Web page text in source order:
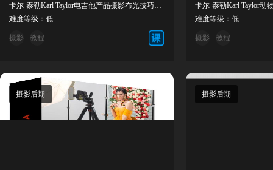
卡尔·泰勒Karl Taylor电吉他产品摄影布光技巧教程-中英字幕
难度等级：低
摄影 教程
难度等级：低
摄影 教程
摄影后期 摄影后期